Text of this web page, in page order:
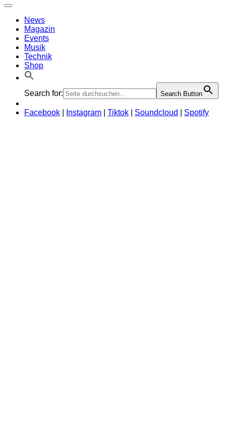
News
Magazin
Events
Musik
Technik
Shop
Search for: Search Button
Facebook Instagram Tiktok Soundcloud Spotify